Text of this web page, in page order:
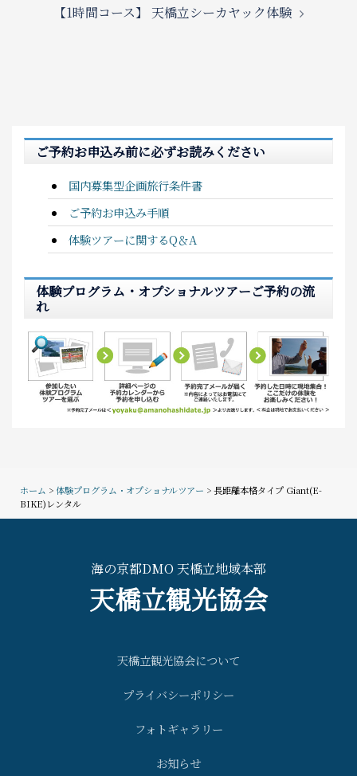
【1時間コース】 天橋立シーカヤック体験
ご予約お申込み前に必ずお読みください
国内募集型企画旅行条件書
ご予約お申込み手順
体験ツアーに関するQ＆A
体験プログラム・オプショナルツアーご予約の流
れ
ホーム >体験プログラム・オプショナルツアー > 長距離本格タイプ Giant(E-
BIKE)レンタル
海の京都DMO 天橋立地域本部
天橋立観光協会
天橋立観光協会について
プライバシーポリシー
フォトギャラリー
お知らせ